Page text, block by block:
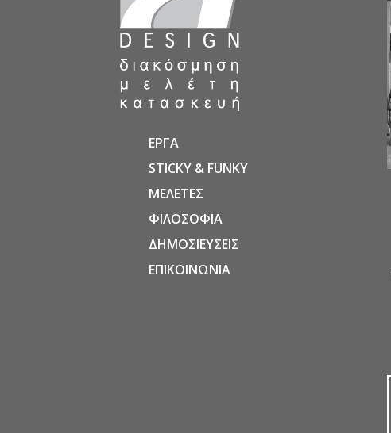
ΕΡΓΑ
STICKY & FUNKY
ΜΕΛΕΤΕΣ
ΦΙΛΟΣΟΦΙΑ
ΔΗΜΟΣΙΕΥΣΕΙΣ
ΕΠΙΚΟΙΝΩΝΙΑ